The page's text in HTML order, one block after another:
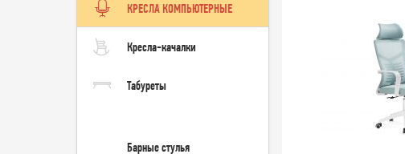
КРЕСЛА КОМПЬЮТЕРНЫЕ
Кресла-качалки
Табуреты
Барные стулья